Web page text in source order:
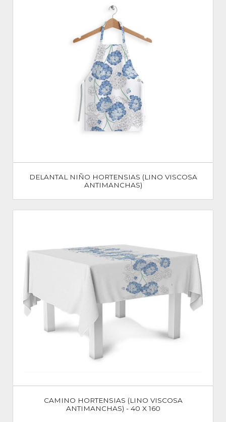
DELANTAL NIÑO HORTENSIAS (LINO VISCOSA
ANTIMANCHAS)
CAMINO HORTENSIAS (LINO VISCOSA
ANTIMANCHAS) - 40 X 160